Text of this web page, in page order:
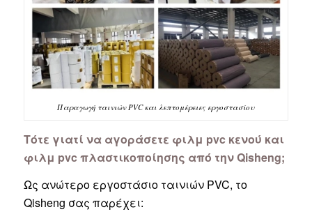
Παραγωγή ταινιών PVC και λεπτομέρειες εργοστασίου
Τότε γιατί να αγοράσετε φιλμ pvc κενού και
φιλμ pvc πλαστικοποίησης από την Qisheng;
Ως ανώτερο εργοστάσιο ταινιών PVC, το
Qisheng σας παρέχει: